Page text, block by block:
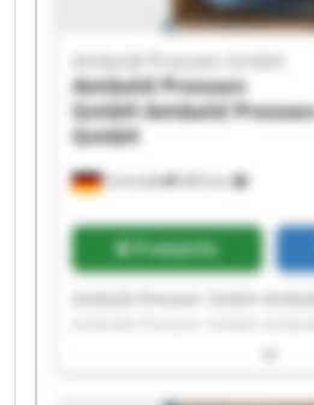
Schmölln 409 km
Ambold Pressen GmbH
Ambold Pressen
GmbHAmbold
GmbH
Preisinfo
Ambold Pressen GmbH
Ambold Pressen GmbH